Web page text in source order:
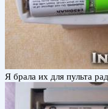
Я брала их для пульта